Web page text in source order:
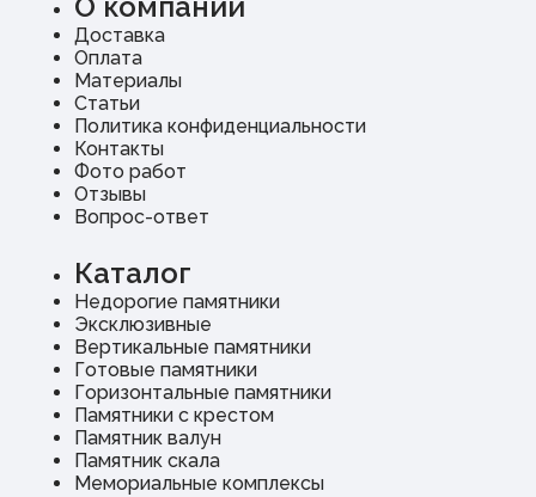
О компании
Доставка
Оплата
Материалы
Статьи
Политика конфиденциальности
Контакты
Фото работ
Отзывы
Вопрос-ответ
Каталог
Недорогие памятники
Эксклюзивные
Вертикальные памятники
Готовые памятники
Горизонтальные памятники
Памятники с крестом
Памятник валун
Памятник скала
Мемориальные комплексы